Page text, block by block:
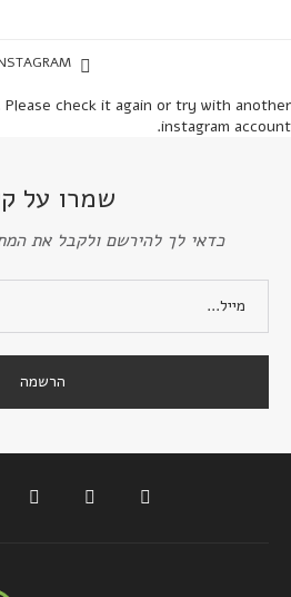
check it again or try with another
instagram account.
שמרו על
כדאי לך להירשם ולקבל את